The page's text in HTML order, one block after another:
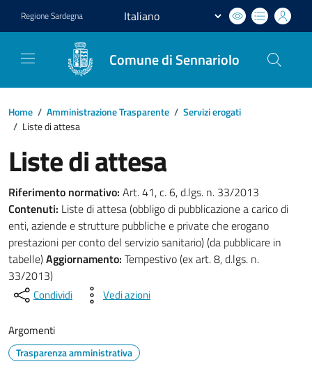
RegioneSardegna
Comune di Sennariolo
Home / Amministrazione Trasparente / Servizi erogati
/ Liste di attesa
Liste di attesa
Riferimento normativo: Art. 41, c. 6, d.lgs. n. 33/2013
Contenuti: Liste di attesa (obbligo di pubblicazione a carico di
enti, aziende e strutture pubbliche e private che erogano
prestazioni per conto del servizio sanitario) (da pubblicare in
tabelle)Aggiornamento: Tempestivo (ex art. 8, d.lgs. n.
33/2013)
Condividi Vedi azioni
Argomenti
Trasparenza amministrativa